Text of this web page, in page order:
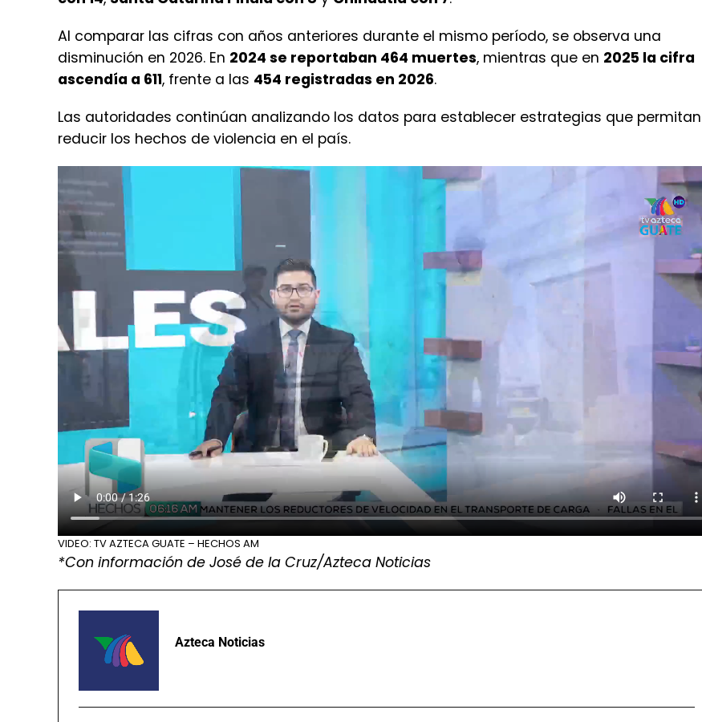
En cuanto a los municipios, el mayor número de víctimas se registra en el área de la
de Guatemala con 100 casos, seguido de Villa Nueva con 29,Mixco con 20yAmatitlán
con 19, este último con un incremento en los últimos días. También figuranVilla Canales
con 14,Santa Catarina Pinula con 8yChinautla con 7
Al comparar las cifras con años anteriores durante el mismo período, se observa una
disminución en 2026. En2024 se reportaban 464 muertes
Las autoridades continúan analizando los datos para establecer estrategias que permitan
reducir los hechos de violencia en el país.
*Con información de José de la Cruz/Azteca Noticias